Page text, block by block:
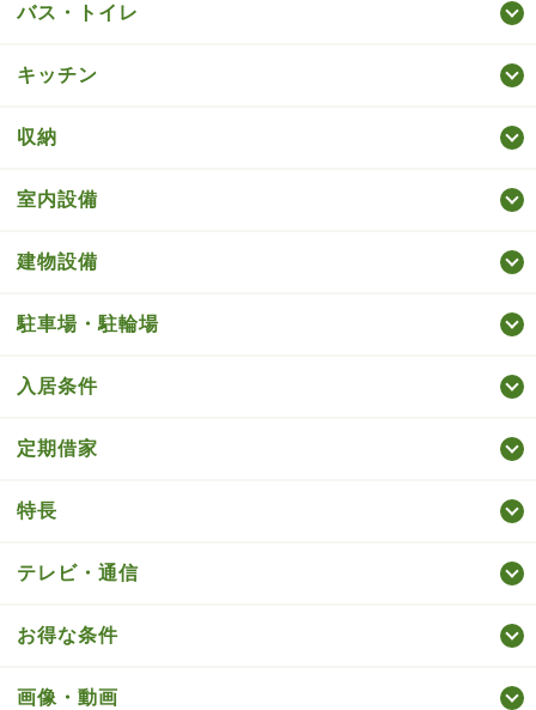
バス・トイレ
キッチン
収納
室内設備
建物設備
駐車場・駐輪場
入居条件
定期借家
特長
テレビ・通信
お得な条件
画像・動画